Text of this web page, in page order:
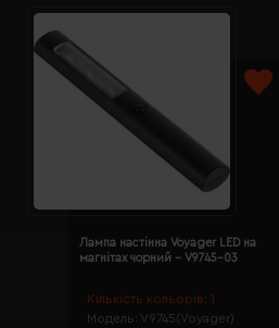
Кількість кольорів: 1
Модель: V9745(Voyager)
Лампа настінна Voyager LED на
магнітах чорний - V9745-03